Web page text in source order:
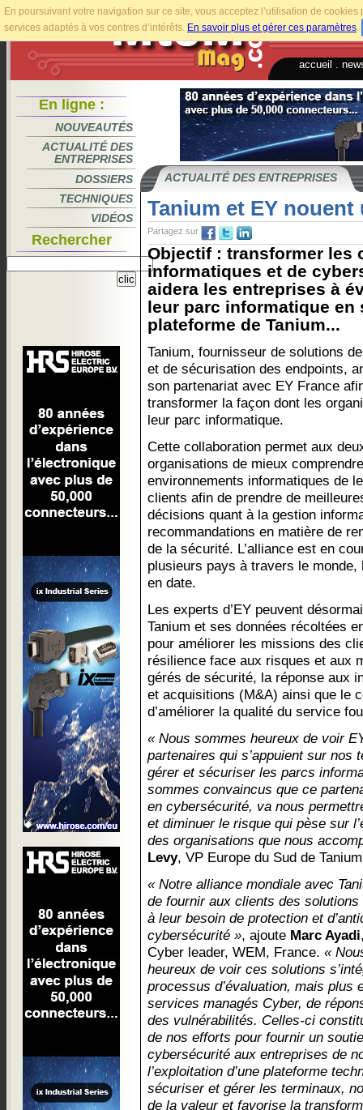
En poursuivant votre navigation sur ce site, vous acceptez l’utilisation de
services adaptés à vos centres d’intérêts. En savoir plus et gérer ces paramètres.
accueil
En ligne :
NOUVEAUTÉS
ACTUALITÉ DES
ENTREPRISES
DOSSIERS
TECHNIQUES
VIDÉOS
Rechercher
ACTUALITÉ DES ENTREPRISES
Tanium et EY
Partagez sur
Objectif : transformer les
informatiques et de
aidera les entreprises à
leur parc informatique en
plateforme de Tanium...
Tanium, fournisseur de solutions
et de sécurisation des endpoints,
son partenariat avec EY France
transformer la façon dont les
leur parc informatique.
Cette collaboration permet aux
organisations de mieux
environnements informatiques de
clients afin de prendre de
décisions quant à la gestion
recommandations en matière de
de la sécurité. L’alliance est en
plusieurs pays à travers le
en date.
Les experts d’EY peuvent
Tanium et ses données récoltées
pour améliorer les missions des
résilience face aux risques et aux
gérés de sécurité, la réponse aux
et acquisitions (M&A) ainsi que le
d’améliorer la qualité du service
« Nous sommes heureux de voir
partenaires qui s’appuient sur nos
gérer et sécuriser les parcs
sommes convaincus que ce
en cybersécurité, va nous
et diminuer le risque qui pèse sur
des organisations que nous
Levy, VP Europe du Sud de
« Notre alliance mondiale avec
de fournir aux clients des
à leur besoin de protection et
cybersécurité », ajoute Marc Ayadi
Cyber leader, WEM, France. «
heureux de voir ces solutions
processus d’évaluation, mais plus
services managés Cyber, de
des vulnérabilités. Celles-ci
de nos efforts pour fournir un
cybersécurité aux entreprises de
l’exploitation d’une plateforme
sécuriser et gérer les terminaux,
de la valeur et favorise la